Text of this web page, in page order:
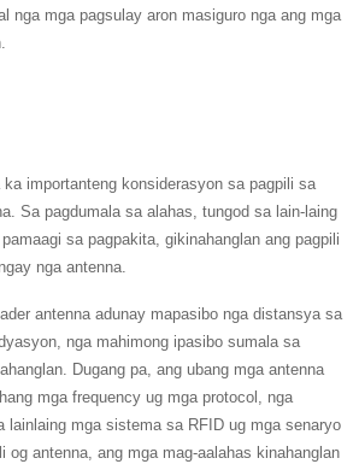
nga mga pagsulay aron masiguro nga ang mga
importanteng konsiderasyon sa pagpili sa
Sa pagdumala sa alahas, tungod sa lain-laing
sa pagpakita, gikinahanglan ang pagpili
nga antenna.
antenna adunay mapasibo nga distansya sa
nga mahimong ipasibo sumala sa
Dugang pa, ang ubang mga antenna
mga frequency ug mga protocol, nga
lainlaing mga sistema sa RFID ug mga senaryo
og antenna, ang mga mag-aalahas kinahanglan